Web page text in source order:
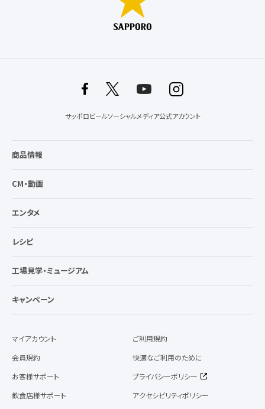
サッポロビールソーシャルメディア公式アカウント
商品情報
CM・動画
エンタメ
レシピ
工場見学・ミュージアム
キャンペーン
マイアカウント
会員規約
お客様サポート
飲食店様サポート
ご利用規約
快適なご利用のために
プライバシーポリシー
アクセシビリティポリシー